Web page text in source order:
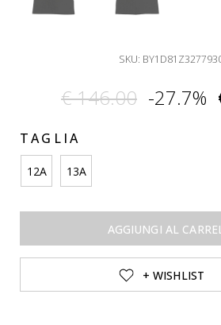
SKU:
€ 146.00 -27.7%
TAGLIA
12A 13A
AGGIUNGI AL
+ WISHLIST